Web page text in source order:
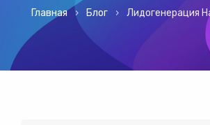
Главная Блог Лидогенерация